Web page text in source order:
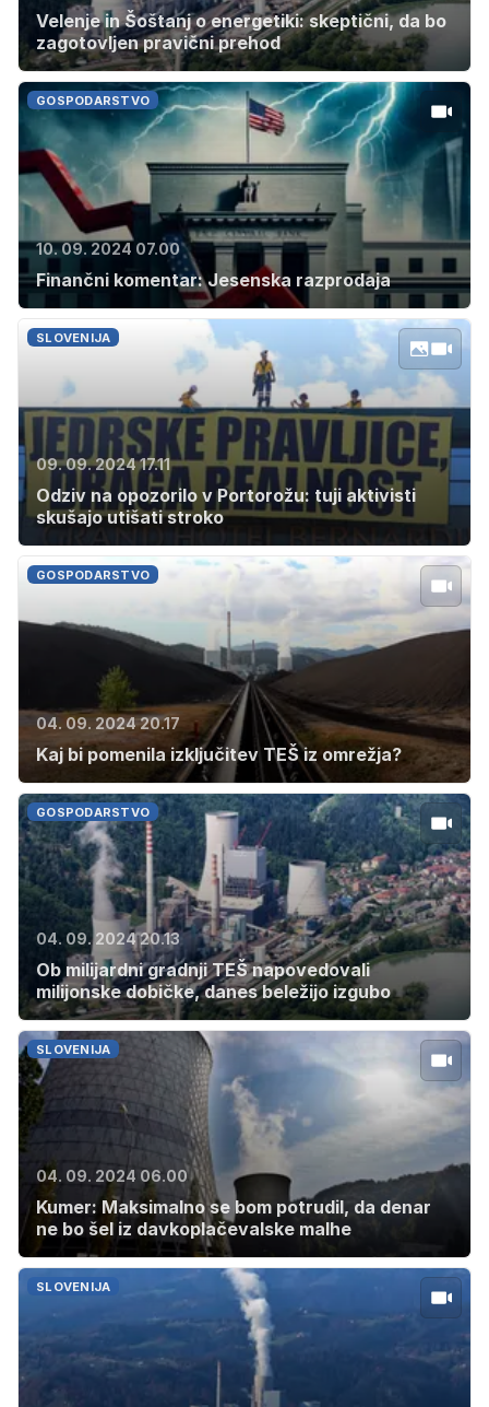
Velenje in Šoštanj o energetiki: skeptični, da bo
zagotovljen pravični prehod
GOSPODARSTVO
10. 09. 2024 07.00
Finančni komentar: Jesenska razprodaja
SLOVENIJA
09. 09. 2024 17.11
Odziv na opozorilo v Portorožu: tuji aktivisti
skušajo utišati stroko
GOSPODARSTVO
04. 09. 2024 20.17
Kaj bi pomenila izključitev TEŠ iz omrežja?
GOSPODARSTVO
04. 09. 2024 20.13
Ob milijardni gradnji TEŠ napovedovali
milijonske dobičke, danes beležijo izgubo
SLOVENIJA
04. 09. 2024 06.00
Kumer: Maksimalno se bom potrudil, da denar
ne bo šel iz davkoplačevalske malhe
SLOVENIJA